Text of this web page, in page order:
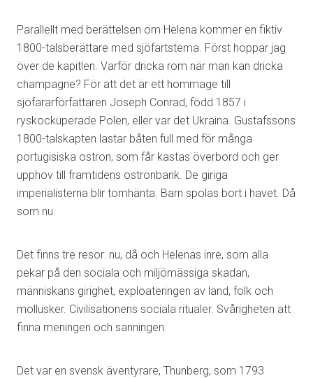
Parallellt med berättelsen om Helena kommer en fiktiv
1800-talsberättare med sjöfartstema. Först hoppar jag
över de kapitlen. Varför dricka rom när man kan dricka
champagne? För att det är ett hommage till
sjöfararförfattaren Joseph Conrad, född 1857 i
ryskockuperade Polen, eller var det Ukraina. Gustafssons
1800-talskapten lastar båten full med för många
portugisiska ostron, som får kastas överbord och ger
upphov till framtidens ostronbank. De giriga
imperialisterna blir tomhänta. Barn spolas bort i havet. Då
som nu.
Det finns tre resor: nu, då och Helenas inre, som alla
pekar på den sociala och miljömässiga skadan,
människans girighet, exploateringen av land, folk och
mollusker. Civilisationens sociala ritualer. Svårigheten att
finna meningen och sanningen.
Det var en svensk äventyrare, Thunberg, som 1793